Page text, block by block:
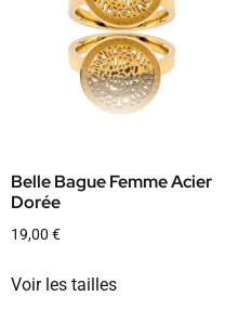
Belle Bague Femme Acier
Dorée
19,00 €
Voir les tailles